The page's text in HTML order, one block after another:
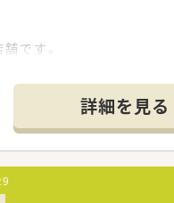
です。
は清潔感があり綺麗な店
もございます。
ざいます。
店舗展開しているため
詳細を見る